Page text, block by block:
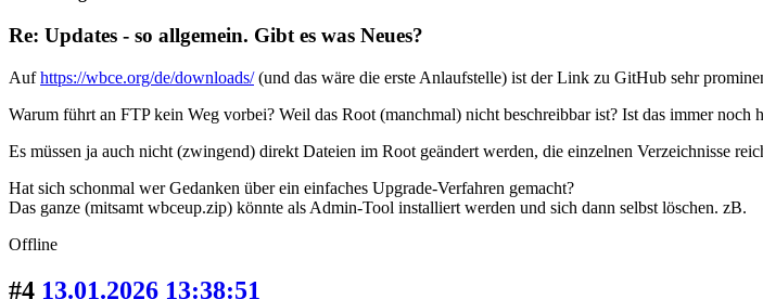
Re: Updates - so allgemein. Gibt es was Neues?
Aufhttps://wbce.org/de/downloads/(und das wäre die erste Anlaufstelle) ist der Link zu GitHub sehr
Warum führt an FTP kein Weg vorbei? Weil das Root (manchmal) nicht beschreibbar ist? Ist das immer noch
Es müssen ja auch nicht (zwingend) direkt Dateien im Root geändert werden, die einzelnen Verzeichnisse
Hat sich schonmal wer Gedanken über ein einfaches Upgrade-Verfahren gemacht?
Das ganze (mitsamt wbceup.zip) könnte als Admin-Tool installiert werden und sich dann selbst löschen. zB.
Offline
#4 13.01.2026 13:38:51